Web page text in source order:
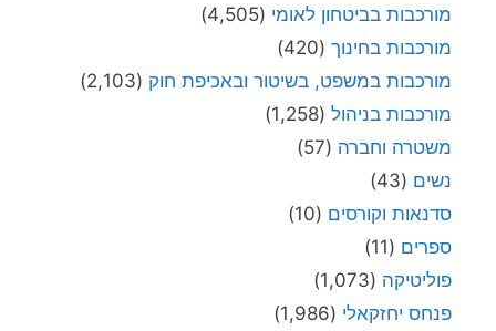
מורכבות בביטחון לאומי (4,505)
מורכבות בחינוך (420)
מורכבות במשפט, בשיטור ובאכיפת חוק (2,103)
מורכבות בניהול (1,258)
משטרה וחברה (57)
נשים (43)
סדנאות וקורסים (10)
ספרים (11)
פוליטיקה (1,073)
פנחס יחזקאלי (1,986)